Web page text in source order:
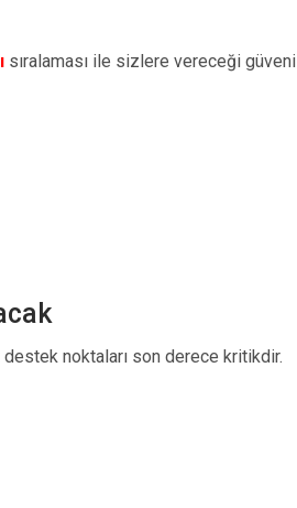
sıralaması ile sizlere vereceği güveni
noktaları son derece kritikdir.